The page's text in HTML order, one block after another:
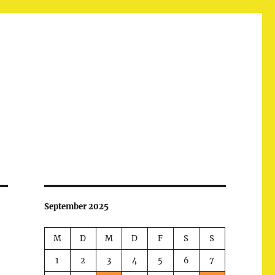
September 2025
M D M D F S S
1 2 3 4 5 6 7